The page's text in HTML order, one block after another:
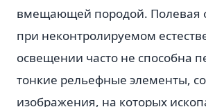
вмещающей породой. Полевая
при неконтролируемом
освещении часто не способна
тонкие рельефные элементы,
изображения, на которых